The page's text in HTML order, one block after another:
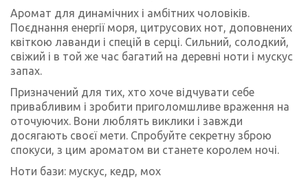
Аромат для динамічних і амбітних чоловіків.
Поєднання енергії моря, цитрусових нот, доповнених
квіткою лаванди і спецій в серці. Сильний, солодкий,
свіжий і в той же час багатий на деревні ноти і мускус
запах.
Призначений для тих, хто хоче відчувати себе
привабливим і зробити приголомшливе враження на
оточуючих. Вони люблять виклики і завжди
досягають своєї мети. Спробуйте секретну зброю
спокуси, з цим ароматом ви станете королем ночі.
Ноти бази: мускус, кедр, мох